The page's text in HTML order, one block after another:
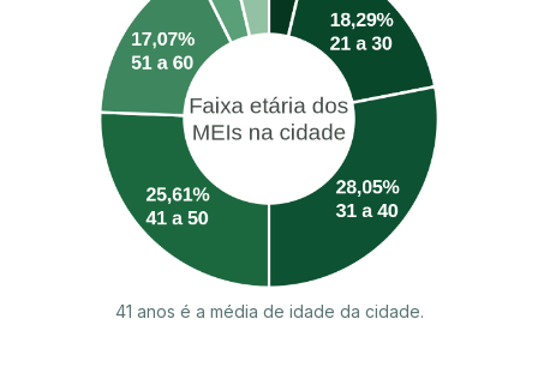
41 anos é a média de idade da cidade.